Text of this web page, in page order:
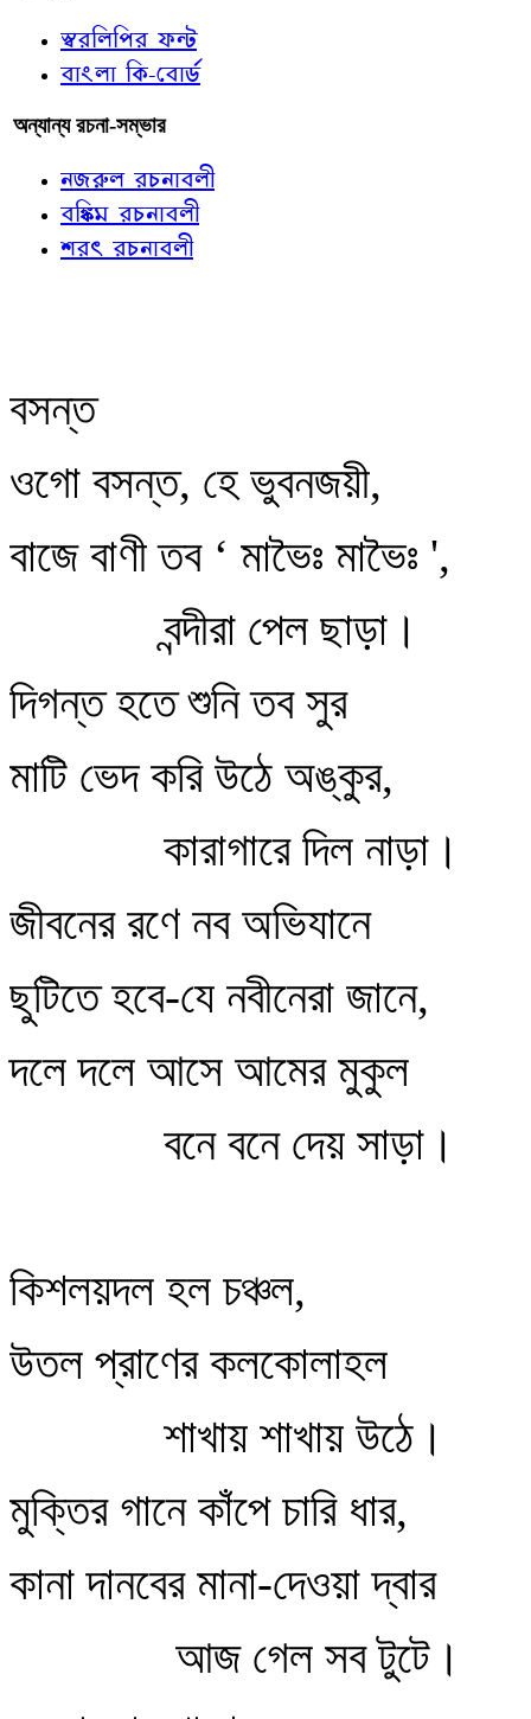
স্বরলিপির ফন্ট
বাংলা কি-বোর্ড
অন্যান্য রচনা-সম্ভার
নজরুল রচনাবলী
বঙ্কিম রচনাবলী
শরৎ রচনাবলী
বসন্ত
ওগো বসন্ত, হে ভুবনজয়ী,
বাজে বাণী তব ‘ মাভৈঃ মাভৈঃ ',
বন্দীরা পেল ছাড়া।
দিগন্ত হতে শুনি তব সুর
মাটি ভেদ করি উঠে অঙ্কুর,
কারাগারে দিল নাড়া।
জীবনের রণে নব অভিযানে
ছুটিতে হবে-যে নবীনেরা জানে,
দলে দলে আসে আমের মুকুল
বনে বনে দেয় সাড়া।
কিশলয়দল হল চঞ্চল,
উতল প্রাণের কলকোলাহল
শাখায় শাখায় উঠে।
মুক্তির গানে কাঁপে চারি ধার,
কানা দানবের মানা-দেওয়া দ্বার
আজ গেল সব টুটে।